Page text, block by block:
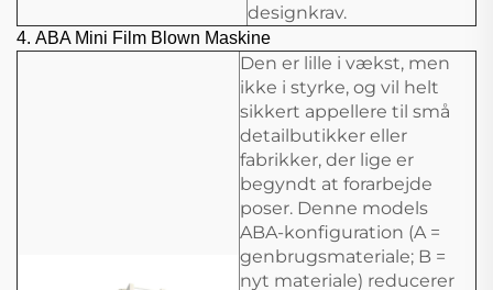
designkrav.
4. ABA Mini Film Blown Maskine
Den er lille i vækst, men
ikke i styrke, og vil helt
sikkert appellere til små
detailbutikker eller
fabrikker, der lige er
begyndt at forarbejde
poser. Denne models
ABA-konfiguration (A =
genbrugsmateriale; B =
nyt materiale) reducerer